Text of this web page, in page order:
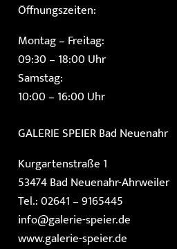
Öffnungszeiten:
Montag – Freitag:
09:30 – 18:00 Uhr
Samstag:
10:00 – 16:00 Uhr
GALERIE SPEIERBad Neuenahr
Kurgartenstraße 1
53474 Bad Neuenahr-Ahrweiler
Tel.: 02641 – 9165445
info@galerie-speier.de
www.galerie-speier.de